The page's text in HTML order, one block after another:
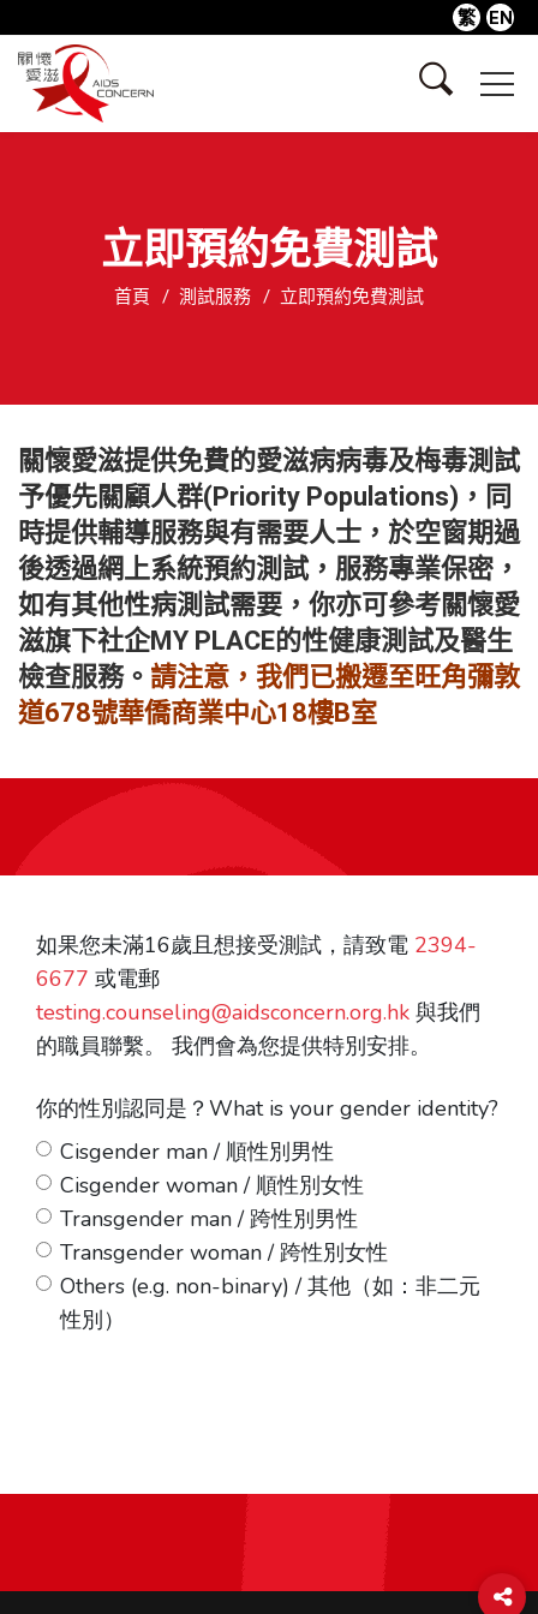
繁 EN
立即預約免費測試
首頁 測試服務 立即預約免費測試
關懷愛滋提供免費的愛滋病病毒及梅毒測試
予優先關顧人群(Priority Populations)，同
時提供輔導服務與有需要人士，於空窗期過
後透過網上系統預約測試，服務專業保密，
如有其他性病測試需要，你亦可參考關懷愛
滋旗下社企MY PLACE的性健康測試及醫生
檢查服務。 請注意，我們已搬遷至旺角彌敦
道678號華僑商業中心18樓B室